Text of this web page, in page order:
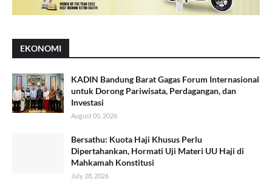
EKONOMI
KADIN Bandung Barat Gagas Forum Internasional
untuk Dorong Pariwisata, Perdagangan, dan
Investasi
August 05, 2026
Bersathu: Kuota Haji Khusus Perlu
Dipertahankan, Hormati Uji Materi UU Haji di
Mahkamah Konstitusi
July 28, 2026